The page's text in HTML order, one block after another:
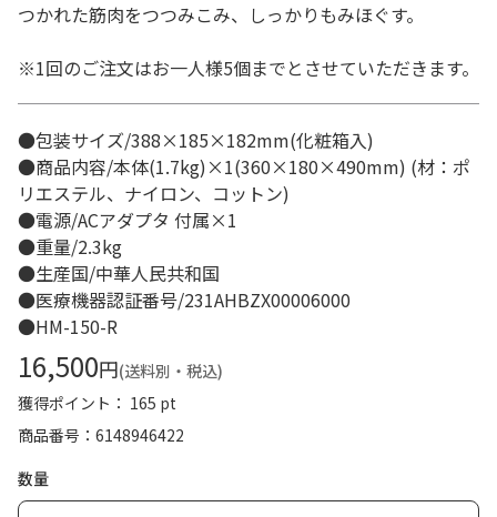
つかれた筋肉をつつみこみ、しっかりもみほぐす。
※1回のご注文はお一人様5個までとさせていただきます。
●包装サイズ/388×185×182mm(化粧箱入)
●商品内容/本体(1.7kg)×1(360×180×490mm) (材：ポ
リエステル、ナイロン、コットン)
●電源/ACアダプタ 付属×1
●重量/2.3kg
●生産国/中華人民共和国
●医療機器認証番号/231AHBZX00006000
●HM-150-R
16,500円(送料別・税込)
獲得ポイント： 165 pt
商品番号
6148946422
数量